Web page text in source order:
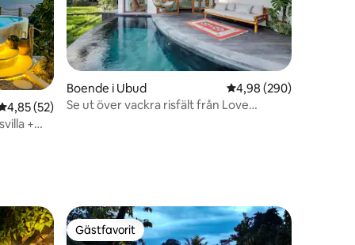
av 5 i genomsnittligt betyg, 52 omdömen
4,85 (52)
+
Boende i Ubud 4,98 av 5 i
4,98 (290)
Se ut över vackra risfält från Love
Gästfavorit
Gästfavorit